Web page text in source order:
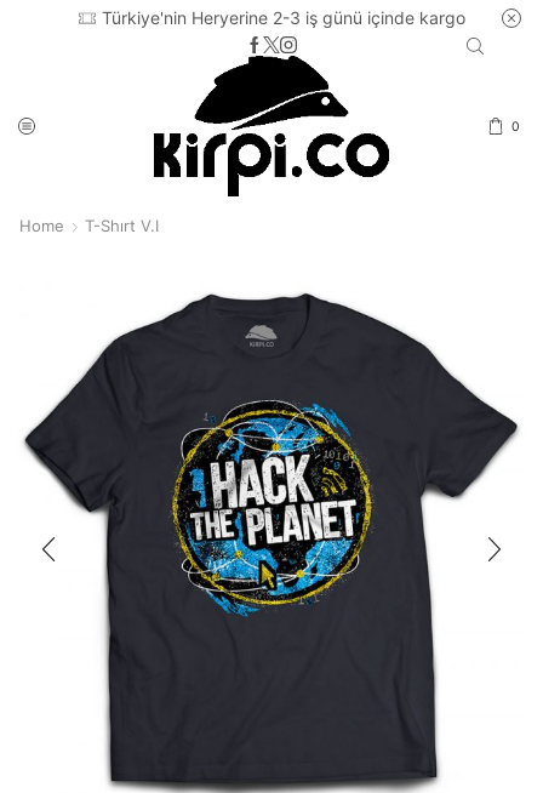
Türkiye'nin Heryerine 2-3 iş günü içinde kargo
0
Home T-Shırt V.I